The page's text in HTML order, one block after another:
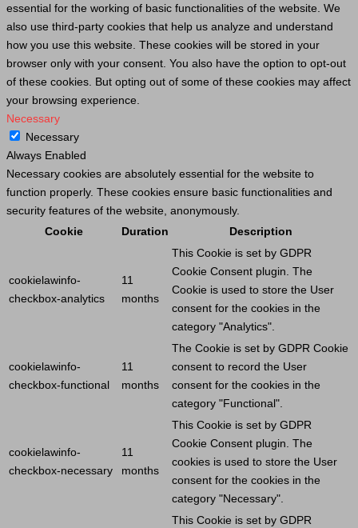
essential for the working of basic functionalities of the website. We
also use third-party cookies that help us analyze and understand
how you use this website. These cookies will be stored in your
browser only with your consent. You also have the option to opt-out
of these cookies. But opting out of some of these cookies may affect
your browsing experience.
Necessary
Necessary
Always Enabled
Necessary cookies are absolutely essential for the website to
function properly. These cookies ensure basic functionalities and
security features of the website, anonymously.
Cookie
Duration Description
cookielawinfo-
checkbox-analytics
11
months
This Cookie is set by GDPR
Cookie Consent plugin. The
Cookie is used to store the User
consent for the cookies in the
category "Analytics".
cookielawinfo-
checkbox-functional
11
months
The Cookie is set by GDPR Cookie
consent to record the User
consent for the cookies in the
category "Functional".
cookielawinfo-
checkbox-necessary
11
months
This Cookie is set by GDPR
Cookie Consent plugin. The
cookies is used to store the User
consent for the cookies in the
category "Necessary".
This Cookie is set by GDPR